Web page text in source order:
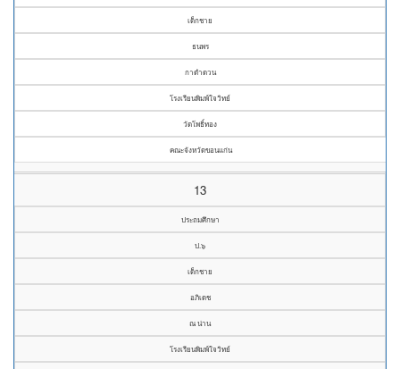
เด็กชาย
ธนพร
กาดำดวน
โรงเรียนพิมพ์ใจวิทย์
วัดโพธิ์ทอง
คณะจังหวัดขอนแก่น
13
ประถมศึกษา
ป.๖
เด็กชาย
อภิเดช
ณ น่าน
โรงเรียนพิมพ์ใจวิทย์